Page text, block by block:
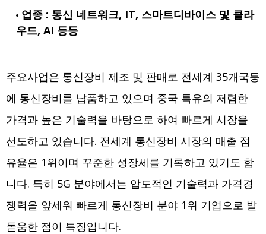
업종 : 통신 네트워크, IT, 스마트디바이스 및 클라
우드, AI 등등
주요사업은 통신장비 제조 및 판매로 전세계 35개국등
에 통신장비를 납품하고 있으며 중국 특유의 저렴한
가격과 높은 기술력을 바탕으로 하여 빠르게 시장을
선도하고 있습니다. 전세계 통신장비 시장의 매출 점
유율은 1위이며 꾸준한 성장세를 기록하고 있기도 합
니다. 특히 5G 분야에서는 압도적인 기술력과 가격경
쟁력을 앞세워 빠르게 통신장비 분야 1위 기업으로 발
돋움한 점이 특징입니다.